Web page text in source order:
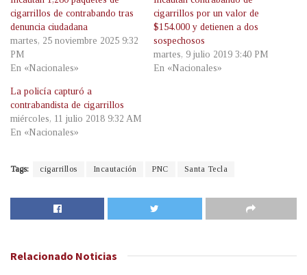
cigarrillos de contrabando tras
denuncia ciudadana
martes, 25 noviembre 2025 9:32
PM
En «Nacionales»
cigarrillos por un valor de
$154.000 y detienen a dos
sospechosos
martes, 9 julio 2019 3:40 PM
En «Nacionales»
La policía capturó a
contrabandista de cigarrillos
miércoles, 11 julio 2018 9:32 AM
En «Nacionales»
Tags: cigarrillos Incautación PNC Santa Tecla
Relacionado Noticias